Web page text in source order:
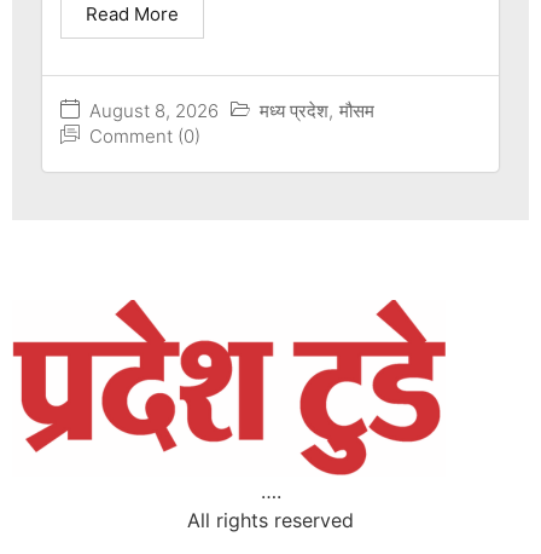
August 8, 2026 मध्य प्रदेश, मौसम
Comment (0)
Read More
….
All rights reserved